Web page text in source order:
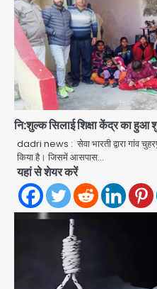
नि:शुल्क सिलाई शिक्षा केंद्र का हुआ
dadri news : सेवा भारती द्वारा गांव
किया है। जिसमें आसपास…
यहां से शेयर करें
2
Noida
आरडब्ल्यूए
Avinash